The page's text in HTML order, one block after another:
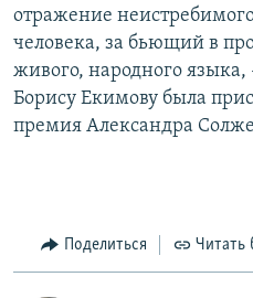
отражение
человека, за бьющий в
живого, народного языка,
Борису Екимову была
премия Александра
Поделиться Читать